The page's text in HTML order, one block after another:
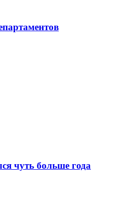
чуть больше года